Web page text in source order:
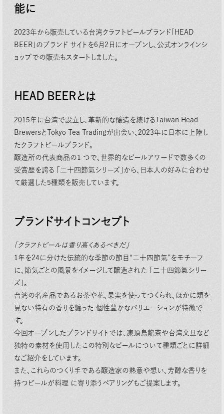
能に
2023年から販売している台湾クラフトビールブランド「HEAD
BEER」のブランド サイトを6⽉2⽇にオープンし、公式オンラインシ
ョップでの販売もスタートしました。
HEAD BEERとは
2015年に台湾で設⽴し、⾰新的な醸造を続けるTaiwan Head
BrewersとTokyo Tea Tradingが出会い、2023年に⽇本に上陸し
たクラフトビールブランド。
醸造所の代表商品の1 つで、世界的なビールアワードで数多くの
受賞歴を誇る 「⼆⼗四節氣シリーズ」から、⽇本⼈の好みに合わせ
て厳選した5種類を販売しています。
ブランドサイトコンセプト
「クラフトビールは⾹り⾼くあるべきだ」
1年を24に分けた伝統的な季節の節⽬“⼆⼗四節氣”をモチーフ
に、節気ごとの⾵景をイメージして醸造された 「⼆⼗四節氣シリー
ズ」。
台湾の名産品であるお茶や花、果実を使ってつくられ、ほかに類を
⾒ない特有の⾹りを纏った 個性豊かなバリエーションが特徴で
す。
今回オープンしたブランドサイトでは、凍頂烏⿓茶や台湾⽂旦など
独特の素材を使⽤したこの特別なビールについて種類ごとに詳細
なご紹介をしています。
また、これらのつくり⼿である醸造家の熱意や想い、芳醇な⾹りを
持つビールが料理 に寄り添うペアリングもご提案します。